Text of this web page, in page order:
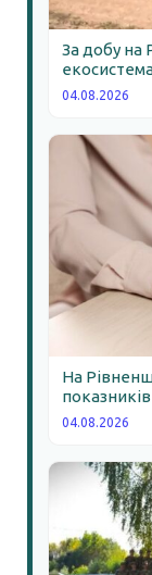
За добу на
04.08.2026
На
04.08.2026